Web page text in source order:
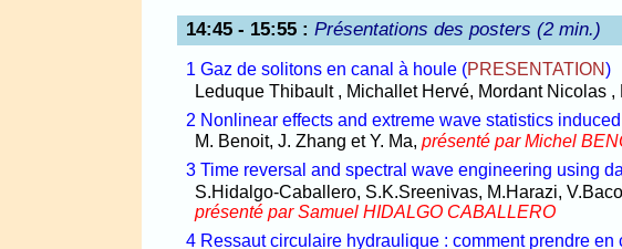
14:45 - 15:55 :Présentations des posters (2 min.)
1 Gaz de solitons en canal à houle (PRESENTATION)
Leduque Thibault , Michallet Hervé, Mordant Nicolas ,
2 Nonlinear effects and extreme wave statistics
M. Benoit, J. Zhang et Y. Ma, présenté par Michel
3 Time reversal and spectral wave engineering using
S.Hidalgo-Caballero, S.K.Sreenivas, M.Harazi,
présenté par Samuel HIDALGO CABALLERO
4 Ressaut circulaire hydraulique : comment prendre